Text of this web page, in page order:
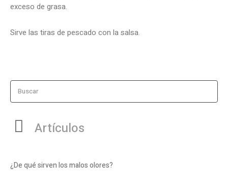
exceso de grasa.
Sirve las tiras de pescado con la salsa.
Buscar
Artículos
¿De qué sirven los malos olores?